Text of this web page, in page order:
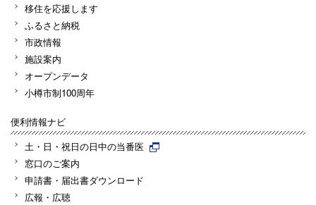
移住を応援します
ふるさと納税
市政情報
施設案内
オープンデータ
小樽市制100周年
便利情報ナビ
土・日・祝日の日中の当番医
窓口のご案内
申請書・届出書ダウンロード
広報・広聴